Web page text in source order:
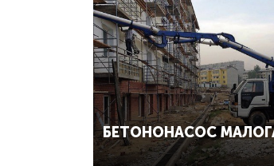
БЕТОНОНАСОС